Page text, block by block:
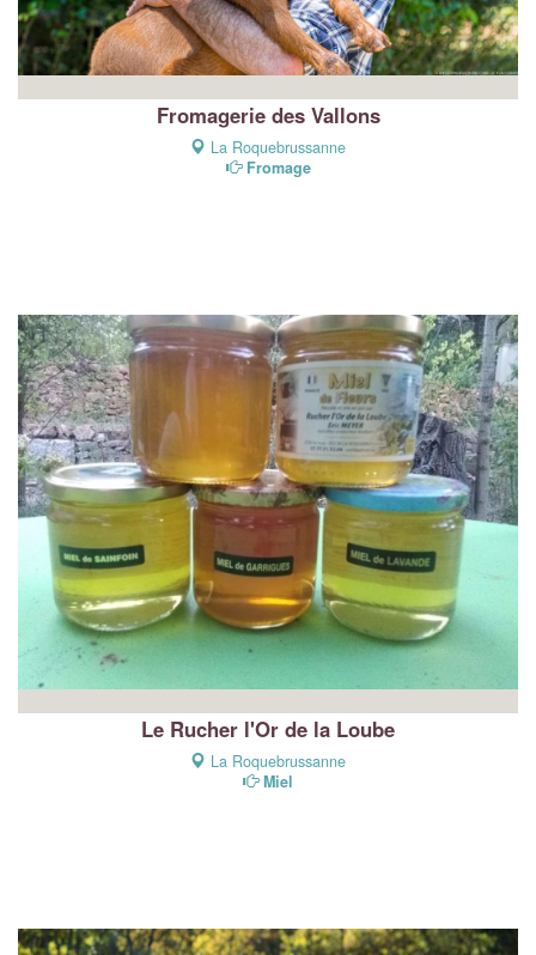
Fromagerie des Vallons
La Roquebrussanne
Fromage
Le Rucher l'Or de la Loube
La Roquebrussanne
Miel